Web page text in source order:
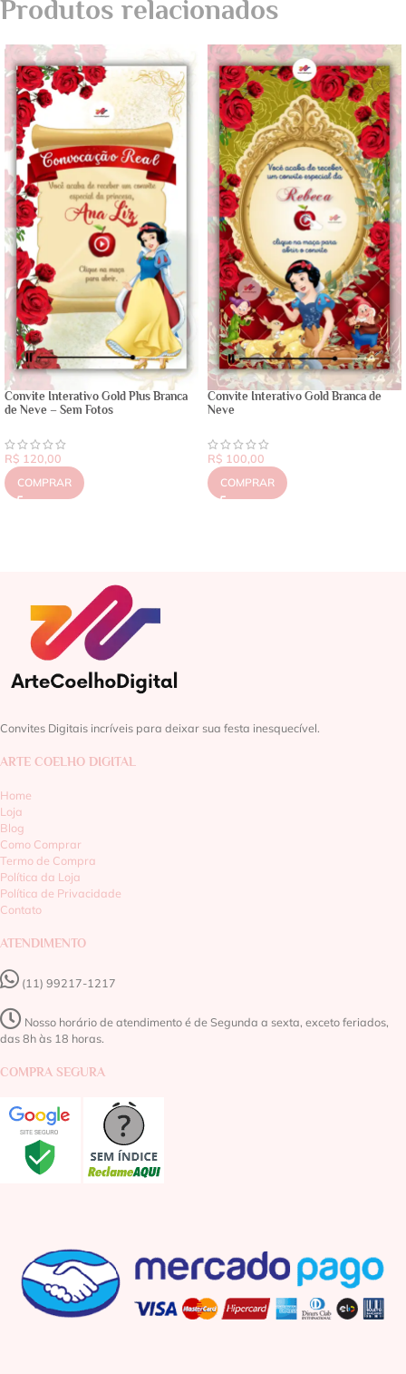
Produtos relacionados
Convite Interativo Gold Plus Branca
de Neve – Sem Fotos
R$ 120,00
COMPRAR
Convite Interativo Gold Branca de
Neve
R$ 100,00
COMPRAR
Convites Digitais incríveis para deixar sua festa inesquecível.
ARTE COELHO DIGITAL
Home
Loja
Blog
Como Comprar
Termo de Compra
Política da Loja
Política de Privacidade
Contato
ATENDIMENTO
(11) 99217-1217‬
Nosso horário de atendimento é de Segunda a sexta, exceto feriados,
das 8h às 18 horas.
COMPRA SEGURA